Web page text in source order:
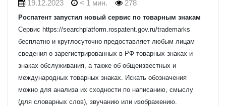
19.12.2023 < 1 мин. 278
Роспатент запустил новый сервис по товарным знакам
Сервис https://searchplatform.rospatent.gov.ru/trademarks
бесплатно и круглосуточно предоставляет любым лицам
сведения о зарегистрированных в РФ товарных знаках и
знаках обслуживания, а также об общеизвестных и
международных товарных знаках. Искать обозначения
можно для анализа их сходности по написанию, смыслу
(для словарных слов), звучанию или изображению.